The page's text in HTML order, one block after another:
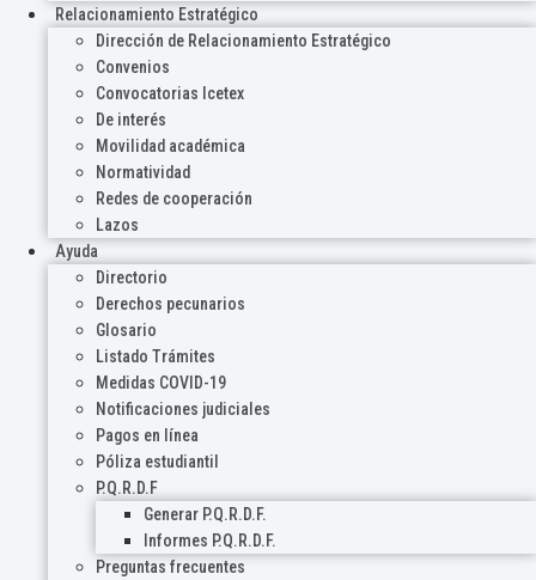
Relacionamiento Estratégico
Dirección de Relacionamiento Estratégico
Convenios
Convocatorias Icetex
De interés
Movilidad académica
Normatividad
Redes de cooperación
Lazos
Ayuda
Directorio
Derechos pecunarios
Glosario
Listado Trámites
Medidas COVID-19
Notificaciones judiciales
Pagos en línea
Póliza estudiantil
P.Q.R.D.F
Generar P.Q.R.D.F.
Informes P.Q.R.D.F.
Preguntas frecuentes